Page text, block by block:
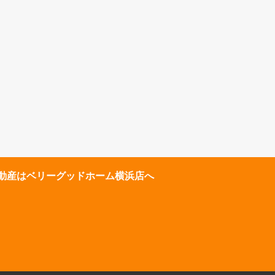
産はベリーグッドホーム横浜店へ